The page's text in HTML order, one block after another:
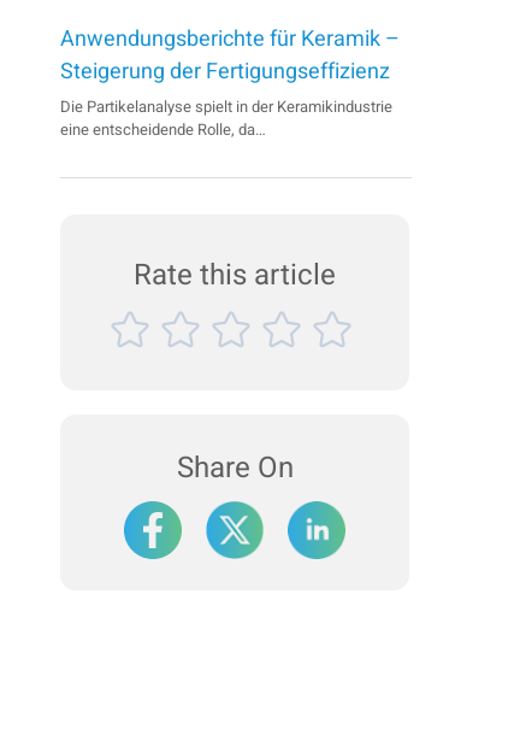
verdünnt und die Mischung durch eine
Probenmesszelle gepumpt wurde. Es wird erklärt,
wie die Abkehr von der Verwendung von
Lösungsmitteln die Verwendung von trockenen
Proben ermutigte...
Anwendungsberichte für Keramik –
Steigerung der Fertigungseffizienz
Die Partikelanalyse spielt in der Keramikindustrie
eine entscheidende Rolle, da
keramischer Pulver die Eigenschaften und die
Anwendungsbeis...Rate this article
Share On